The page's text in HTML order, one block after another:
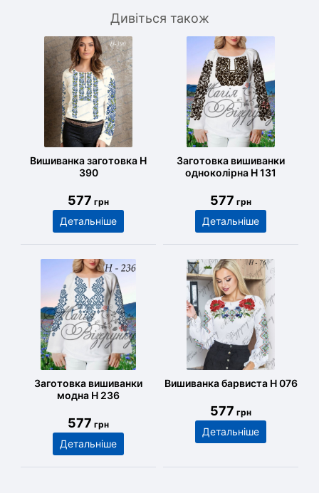
Дивіться також
Вишиванка заготовка Н
390
577 грн
Детальніше
Заготовка вишиванки
одноколірна Н 131
577 грн
Детальніше
Заготовка вишиванки
модна Н 236
577 грн
Детальніше
Вишиванка барвиста Н 076
577 грн
Детальніше